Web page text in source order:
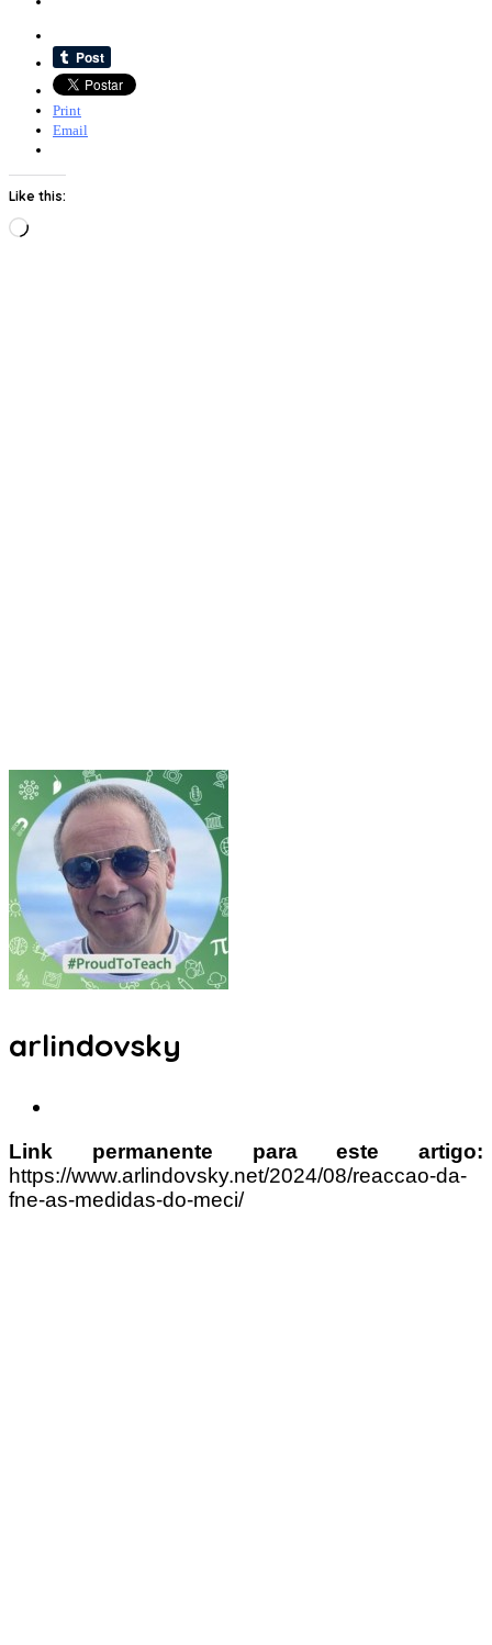
Print
Email
Like this:
Loading…
arlindovsky
Link permanente para este artigo:
https://www.arlindovsky.net/2024/08/reaccao-da-
fne-as-medidas-do-meci/